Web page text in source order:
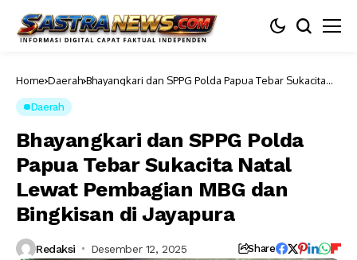
Home Daerah Bhayangkari dan SPPG Polda Papua Tebar Sukacita
Daerah
Bhayangkari dan SPPG Polda
Papua Tebar Sukacita Natal
Lewat Pembagian MBG dan
Bingkisan di Jayapura
Redaksi Desember 12, 2025 Share